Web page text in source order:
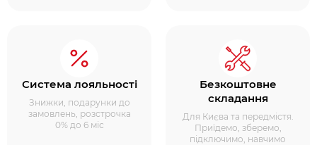
Система лояльності
Знижки, подарунки до
замовлень, розстрочка
0% до 6 міс
Безкоштовне
складання
Для Києва та передмістя.
Приїдемо, зберемо,
підключимо, навчимо